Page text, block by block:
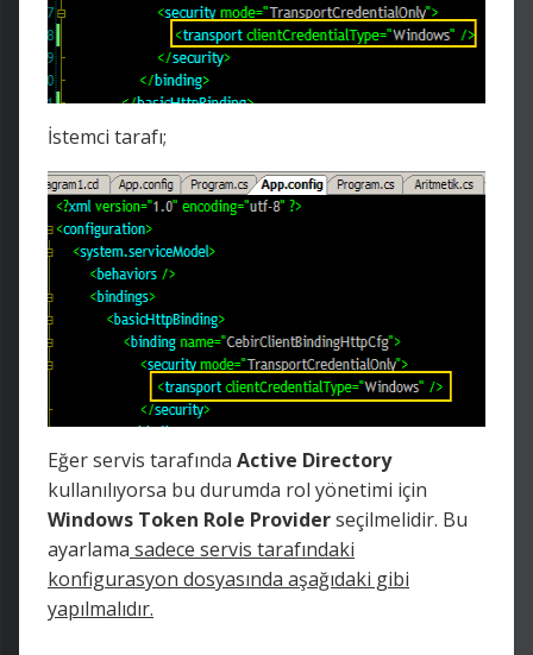
İstemci tarafı;
Eğer servis tarafında Active Directory
kullanılıyorsa bu durumda rol yönetimi için
Windows Token Role Providerseçilmelidir. Bu
ayarlama sadece servis tarafındaki
konfigurasyon dosyasında aşağıdaki gibi
yapılmalıdır.